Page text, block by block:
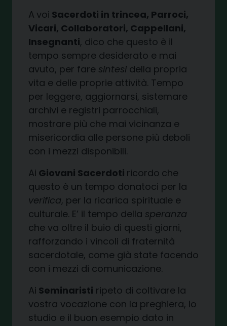
A voi Sacerdoti in trincea, Parroci,
Vicari, Collaboratori, Cappellani,
Insegnanti, dico che questo è il
tempo sempre desiderato e mai
avuto, per fare sintesi della propria
vita e delle proprie attività. Tempo
per leggere, aggiornarsi, sistemare
archivi e registri parrocchiali,
mostrare più che mai vicinanza e
misericordia alle persone più deboli
con i mezzi disponibili.
Ai Giovani Sacerdoti ricordo che
questo è un tempo donatoci per la
verifica, per la ricarica spirituale e
culturale. E’ il tempo della speranza
che va oltre il buio di questi giorni,
rafforzando i vincoli di fraternità
sacerdotale, come già state facendo
con i mezzi di comunicazione.
Ai Seminaristi ripeto di coltivare la
vostra vocazione con la preghiera, lo
studio e il buon esempio dato in